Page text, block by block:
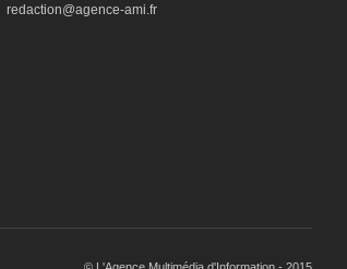
redaction@agence-ami.fr